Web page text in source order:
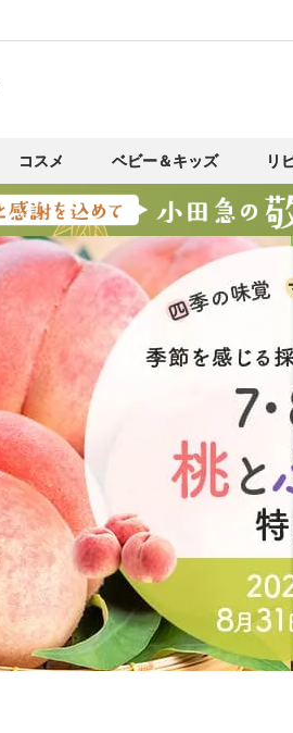
コスメ ベビー＆キッズ リ